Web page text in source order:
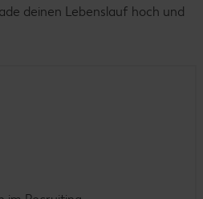
deinen Lebenslauf hoch und